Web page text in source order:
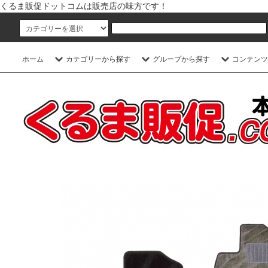
くるま販促ドットコムは販売店の味方です！
ホーム カテゴリーから探す グループから探す コンテン